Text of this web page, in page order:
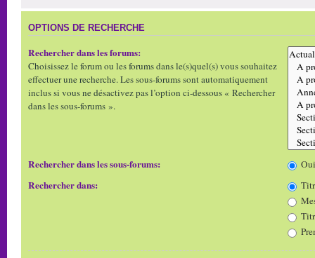
OPTIONS DE RECHERCHE
Rechercher dans les forums:
Choisissez le forum ou les forums dans le(s)quel(s) vous souhaitez
effectuer une recherche. Les sous-forums sont automatiquement
inclus si vous ne désactivez pas l’option ci-dessous « Rechercher
dans les sous-forums ».
Rechercher dans les sous-forums: Oui
Rechercher dans: